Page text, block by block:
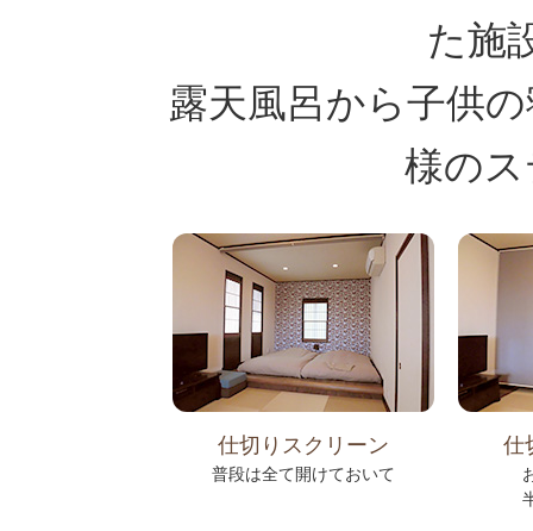
た施
露天風呂から子供
様の
仕切りスクリーン
普段は全て開けておいて
仕